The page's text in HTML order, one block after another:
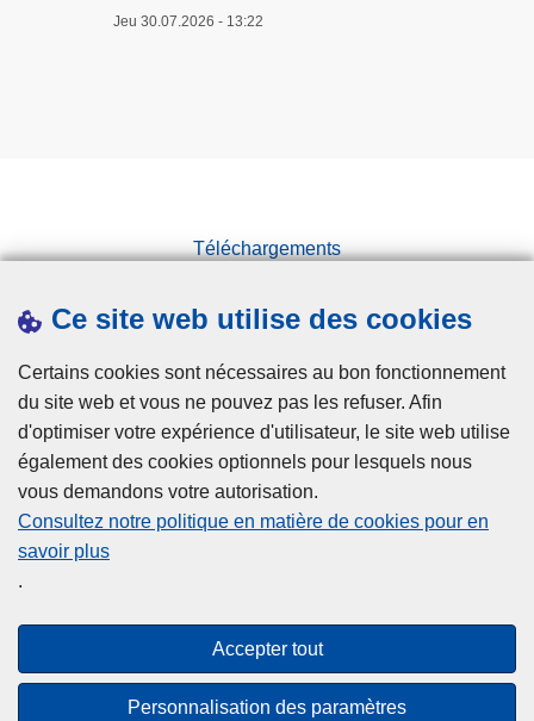
Ce site web utilise des cookies
Certains cookies sont nécessaires au bon fonctionnement
du site web et vous ne pouvez pas les refuser. Afin
d'optimiser votre expérience d'utilisateur, le site web utilise
également des cookies optionnels pour lesquels nous
vous demandons votre autorisation.
Consultez notre politique en matière de cookies pour en
savoir plus
.
Accepter tout
Personnalisation des paramètres
Jeu 30.07.2026 - 13:22
Téléchargements
Statistiques
Campagnes
Cookies
Accessibilité